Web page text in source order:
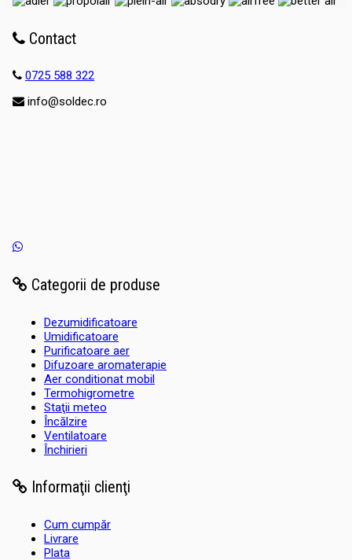
Contact
0725 588 322
info@soldec.ro
Categorii de produse
Dezumidificatoare
Umidificatoare
Purificatoare aer
Difuzoare aromaterapie
Aer conditionat mobil
Termohigrometre
Staţii meteo
Încălzire
Ventilatoare
Închirieri
Informaţii clienţi
Cum cumpăr
Livrare
Plata